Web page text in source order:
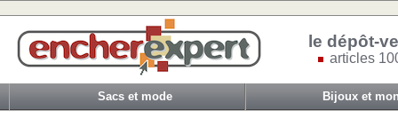
le dépôt-
articles
Sacs et mode Bijoux et